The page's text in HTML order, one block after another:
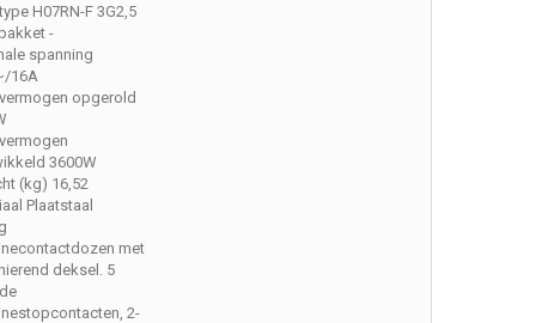
H07RN-F 3G2,5
-
spanning
16A
opgerold
3600W
(kg) 16,52
Plaatstaal
met
deksel. 5
2-